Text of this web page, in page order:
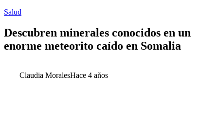
Salud
Descubren minerales conocidos en un
enorme meteorito caído en Somalia
Claudia MoralesHace 4 años